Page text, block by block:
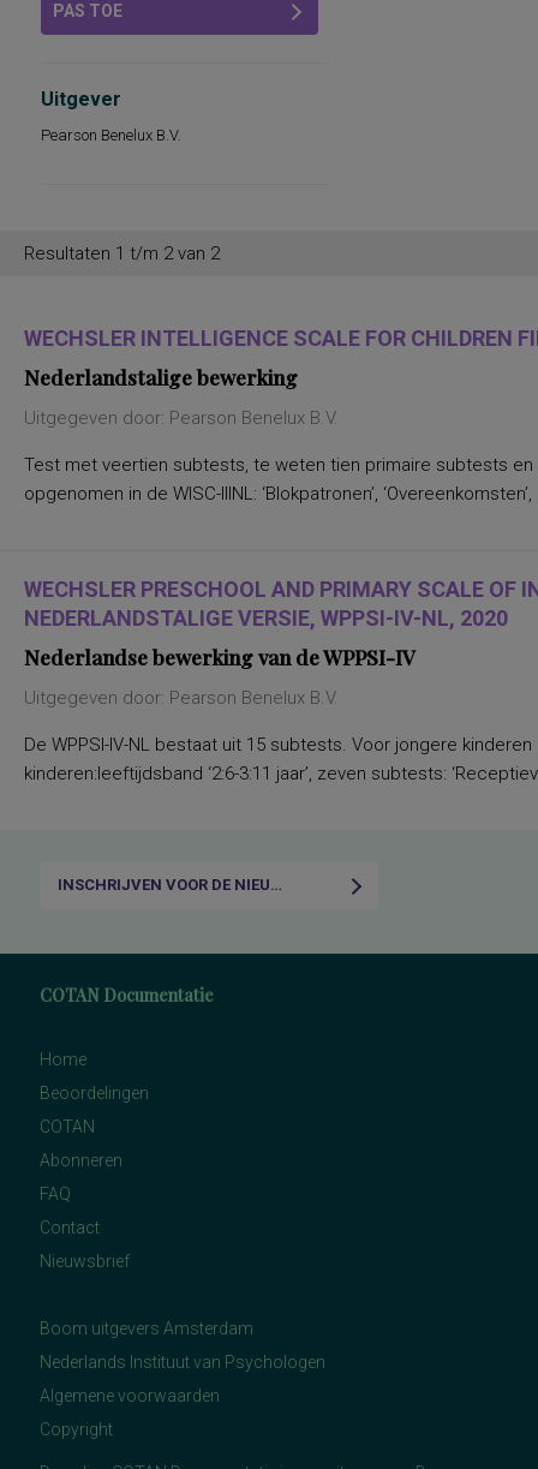
PAS TOE
Uitgever
Pearson Benelux B.V.
Resultaten 1 t/m 2 van 2
WECHSLER INTELLIGENCE SCALE FOR CHILDREN
Nederlandstalige bewerking
Uitgegeven door: Pearson Benelux B.V.
Test met veertien subtests, te weten tien primaire subtests
opgenomen in de WISC-IIINL: ‘Blokpatronen’,
WECHSLER PRESCHOOL AND PRIMARY SCALE OF
NEDERLANDSTALIGE VERSIE, WPPSI-IV-NL, 2020
Nederlandse bewerking van de WPPSI-IV
Uitgegeven door: Pearson Benelux B.V.
De WPPSI-IV-NL bestaat uit 15 subtests. Voor jongere
kinderen:leeftijdsband ‘2:6-3:11 jaar’, zeven subtests:
INSCHRIJVEN VOOR DE NIEUWSBRIEF
COTAN Documentatie
Home
Beoordelingen
COTAN
Abonneren
FAQ
Contact
Nieuwsbrief
Boom uitgevers Amsterdam
Nederlands Instituut van Psychologen
Algemene voorwaarden
Copyright